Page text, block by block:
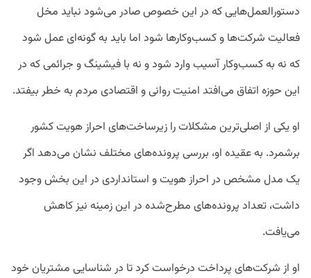
دستورالعمل‌هایی که در این خصوص صادر می‌شود نباید مخل
فعالیت شرکت‌ها و کسب‌وکارها شود اما باید به گونه‌ای عمل شود
که نه به کسب‌وکار آسیب وارد شود و نه با فیشینگ و جرائمی که در
این حوزه اتفاق می‌افتد امنیت روانی و اقتصادی مردم به خطر بیفتد.
او یکی از اصلی‌ترین مشکلات را زیرساخت‌های احراز هویت کشور
برشمرد. به عقیده او، بررسی‌ پرونده‌های مختلف نشان می‌دهد اگر
یک مدل مشخص در احراز هویت و استانداردی در این بخش وجود
داشت، تعداد پرونده‌های مطرح‌شده در این زمینه نیز کاهش
می‌یافت.
او از شرکت‌های پرداخت درخواست کرد تا در شناسایی مشتریان خود